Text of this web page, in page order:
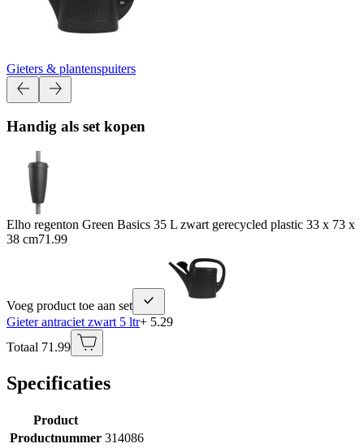
Gieters & plantenspuiters
Handig als set kopen
Elho regenton Green Basics 35 L zwart gerecycled plastic 33 x 73 x
38 cm71.99
Voeg product toe aan set
Gieter antraciet zwart 5 ltr+ 5.29
Totaal 71.99
Specificaties
Product
Productnummer 314086